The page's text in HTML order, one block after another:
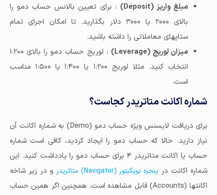
مبلغ واریز (Deposit
) : برای تعیین بالانس حساب دمو را
بالای ۲۰۰۰ یا ۳۰۰۰ دلار بگذارید. تا امکان اجرای تمام
ستاپهای معاملاتی را داشته باشید.
میزان لوریج (Leverage
)
: لوریج حساب دمو را بالای ۱:۲۰۰
انتخاب کنید. مثلا لوریج ۱:۲۰۰ یا ۱:۴۰۰ یا ۱:۵۰۰ مناسب
است.
شماره اکانت متاتریدر کجاست؟
برای دریافت لایسنس ویژه حساب دمو (Demo) به شماره اکانت آن
نیاز دارید. حالا که حساب دمو را ایجاد کردید، کافی است شماره
حساب یا اکانت متاتریدر ۴ برای حساب دمو را یادداشت کنید. این
شماره اکانت در پنجره نویگیتور (Navigator) متاتریدر
و در زیر شاخه
اکانتها (Accounts) قابل مشاهده است. همچنین اگر همین حساب